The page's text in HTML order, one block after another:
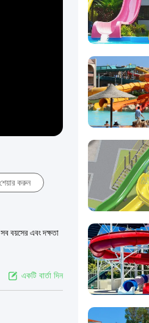
শেয়ার করুন
বয়সের এবং দক্ষতা
একটি বার্তা দিন